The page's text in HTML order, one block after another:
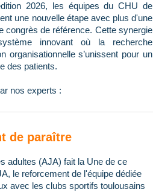
2026, les équipes du CHU de
une nouvelle étape avec plus d'une
congrès de référence. Cette synergie
innovant où la recherche
organisationnelle s’unissent pour un
des patients.
nos experts :
de paraître
adultes (AJA) fait la Une de ce
le reforcement de l'équipe dédiée
avec les clubs sportifs toulousains